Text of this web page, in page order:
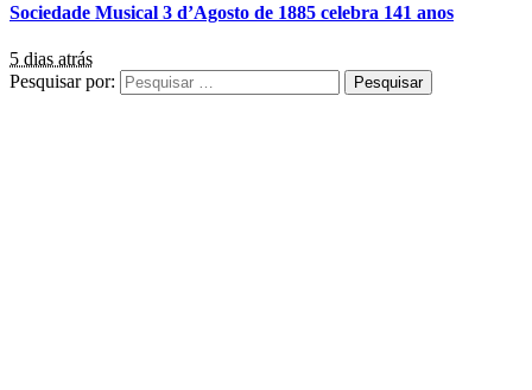
Sociedade Musical 3 d’Agosto de 1885 celebra 141 anos
5 dias atrás
Pesquisar por: